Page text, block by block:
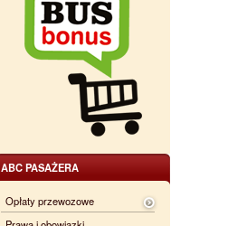
ABC PASAŻERA
Opłaty przewozowe